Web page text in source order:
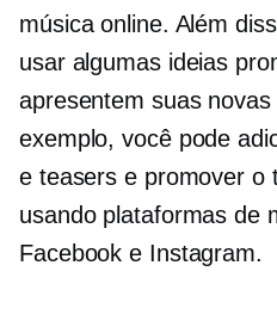
música online. Além
usar algumas ideias
apresentem suas
exemplo, você pode
e teasers e promover o
usando plataformas de
Facebook e Instagram.